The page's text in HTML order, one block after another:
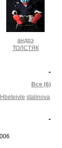
андрэ
ТОЛСТЯК
-
Все (6)
Hbeteivle stalinova
-